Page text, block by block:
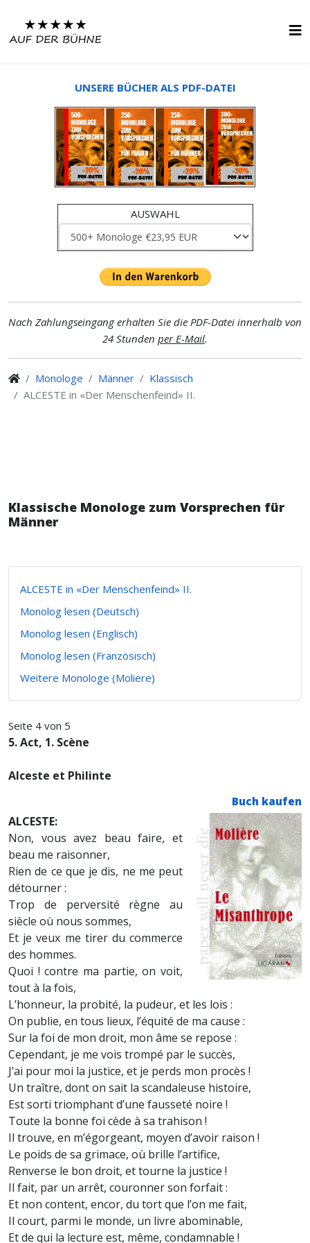
UNSERE BÜCHER ALS PDF-DATEI
AUSWAHL
Nach Zahlungseingang erhalten Sie die PDF-Datei innerhalb von
24 Stunden per E-Mail.
Monologe Männer
Klassisch
ALCESTE in «Der Menschenfeind» II.
Klassische Monologe zum Vorsprechen für
Männer
ALCESTE in «Der Menschenfeind» II.
Monolog lesen (Deutsch)
Monolog lesen (Englisch)
Monolog lesen (Französisch)
Weitere Monologe (Moliere)
Seite 4 von 5
5. Act, 1. Scène
Alceste et Philinte
Buch kaufen
ALCESTE:
Non, vous avez beau faire, et
beau me raisonner,
Rien de ce que je dis, ne me peut
détourner :
Trop de perversité règne au
siècle où nous sommes,
Et je veux me tirer du commerce
des hommes.
Quoi ! contre ma partie, on voit,
tout à la fois,
L’honneur, la probité, la pudeur, et les lois :
On publie, en tous lieux, l’équité de ma cause :
Sur la foi de mon droit, mon âme se repose :
Cependant, je me vois trompé par le succès,
J’ai pour moi la justice, et je perds mon procès !
Un traître, dont on sait la scandaleuse histoire,
Est sorti triomphant d’une fausseté noire !
Toute la bonne foi cède à sa trahison !
Il trouve, en m’égorgeant, moyen d’avoir raison !
Le poids de sa grimace, où brille l’artifice,
Renverse le bon droit, et tourne la justice !
Il fait, par un arrêt, couronner son forfait :
Et non content, encor, du tort que l’on me fait,
Il court, parmi le monde, un livre abominable,
Et de qui la lecture est, même, condamnable !